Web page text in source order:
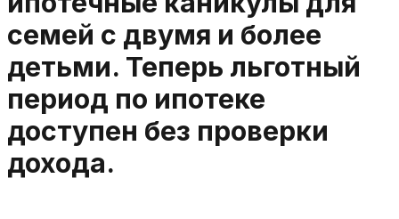
семей с двумя и более
детьми. Теперь льготный
период по ипотеке
доступен без проверки
дохода.